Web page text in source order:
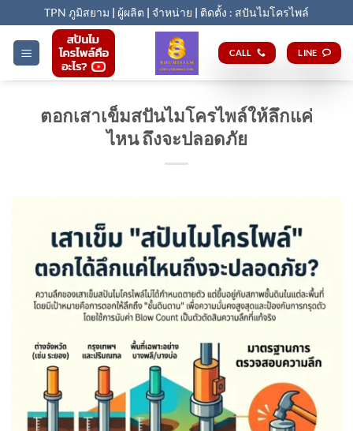
to
content
TPN ภูมิสยาม | ผู้ผลิต | จำหน่าย | ติดตั้ง : สปันไมโครไพล์
CALL LINE
ตอกเสาเข็มสปันไมโครไพล์ให้ลึกแค่
ไหน ถึงจะปลอดภัย